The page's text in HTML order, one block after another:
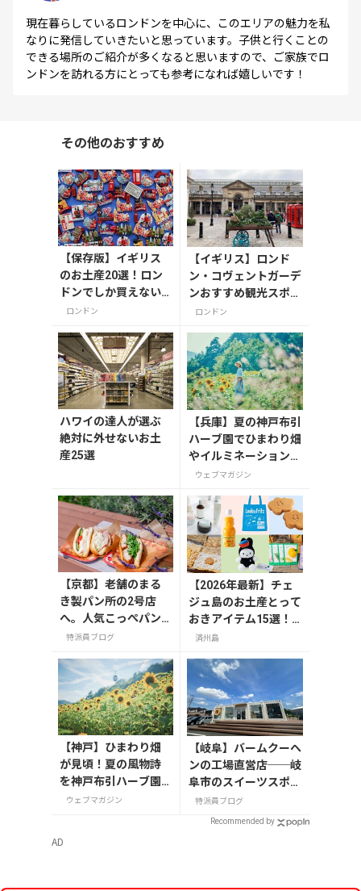
現在暮らしているロンドンを中心に、このエリアの魅力を私
なりに発信していきたいと思っています。子供と行くことの
できる場所のご紹介が多くなると思いますので、ご家族でロ
ンドンを訪れる方にとっても参考になれば嬉しいです！
その他のおすすめ
【保存版】イギリス
のお土産20選！ロン
ドンでしか買えない
雑貨/お菓子/紅茶まで
ロンドン
【イギリス】ロンド
ン・コヴェントガーデ
ンおすすめ観光スポッ
ト3つ！
ロンドン
ハワイの達人が選ぶ
絶対に外せないお土
産25選
【兵庫】夏の神戸布引
ハーブ園でひまわり畑
やイルミネーションを
満喫！「GARDEN FES
が開催中の画像一覧
ウェブマガジン
【京都】老舗のまる
き製パン所の2号店
へ。人気こっぺパン
を市役所で味わう
特派員ブログ
【2026年最新】チェ
ジュ島のお土産とって
おきアイテム15選！
お菓子やかわいい雑
済州島
【神戸】ひまわり畑
が見頃！夏の風物詩
を神戸布引ハーブ園
で楽しもう
ウェブマガジン
【岐阜】バームクーヘ
ンの工場直営店──岐
阜市のスイーツスポッ
ト「FLEUR（フルー
ル）」
特派員ブログ
Recommended by
AD